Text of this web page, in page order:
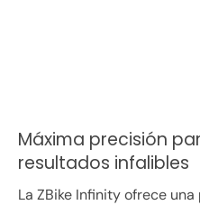
Máxima precisión
resultados infalibles
La ZBike Infinity ofrece una